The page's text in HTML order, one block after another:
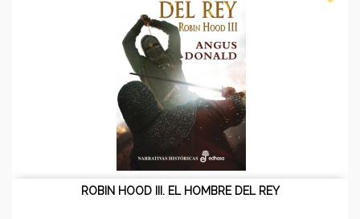
ROBIN HOOD III. EL HOMBRE DEL REY